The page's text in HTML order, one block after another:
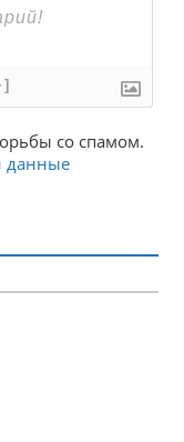
со спамом.
данные